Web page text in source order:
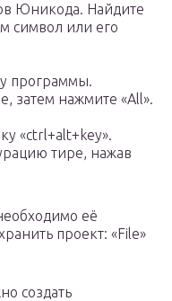
Юникода. Найдите
символ или его
программы.
затем нажмите «All».
«ctrl+alt+key».
тире, нажав
её
проект: «File»
создать